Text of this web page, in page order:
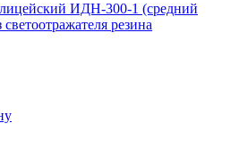
ИДН-300-1 (средний
светоотражателя резина